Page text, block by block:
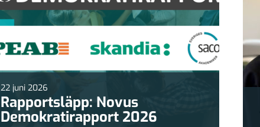
22 juni 2026
Rapportsläpp: Novus
Demokratirapport 2026